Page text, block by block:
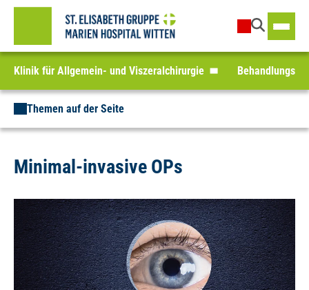
Klinik für Allgemein- und Viszeralchirurgie
Themen auf der Seite
Minimal-invasive OPs